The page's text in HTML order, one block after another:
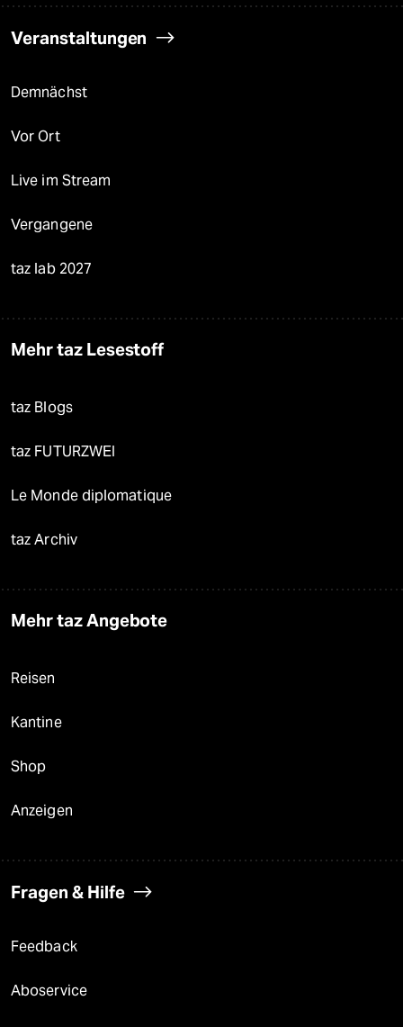
Veranstaltungen
Demnächst
Vor Ort
Live im Stream
Vergangene
taz lab 2027
Mehr taz Lesestoff
taz Blogs
taz FUTURZWEI
Le Monde diplomatique
taz Archiv
Mehr taz Angebote
Reisen
Kantine
Shop
Anzeigen
Fragen & Hilfe
Feedback
Aboservice